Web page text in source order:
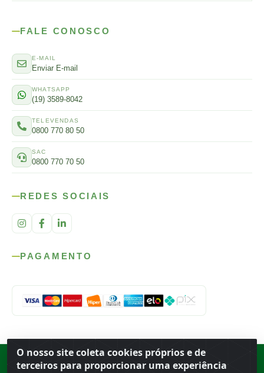
O nosso site coleta cookies próprios e de
terceiros para proporcionar uma experiência
FALE CONOSCO
E-MAIL
Enviar E-mail
WHATSAPP
(19) 3589-8042
TELEVENDAS
0800 770 80 50
SAC
0800 770 70 50
REDES SOCIAIS
PAGAMENTO
Porto Ferreira ·BR
13.669-899· CNPJ 56.679.863/0001-91